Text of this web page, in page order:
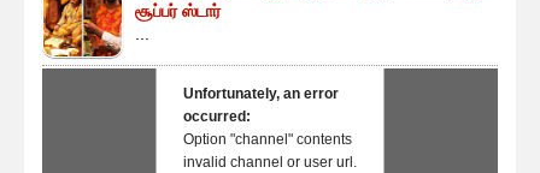
சூப்பர் ஸ்டார்
...
Unfortunately, an error
occurred:
Option "channel" contents
invalid channel or user url.